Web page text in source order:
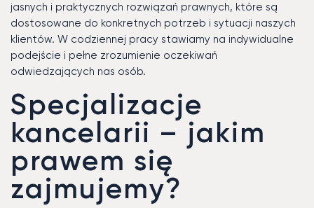
jasnych i praktycznych rozwiązań prawnych, które są
dostosowane do konkretnych potrzeb i sytuacji naszych
klientów. W codziennej pracy stawiamy na indywidualne
podejście i pełne zrozumienie oczekiwań
odwiedzających nas osób.
Specjalizacje
kancelarii – jakim
prawem się
zajmujemy?